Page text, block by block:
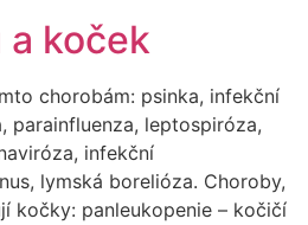
a koček
chorobám: psinka, infekční
parainfluenza, leptospiróza,
infekční
lymská borelióza. Choroby,
kočky: panleukopenie – kočičí